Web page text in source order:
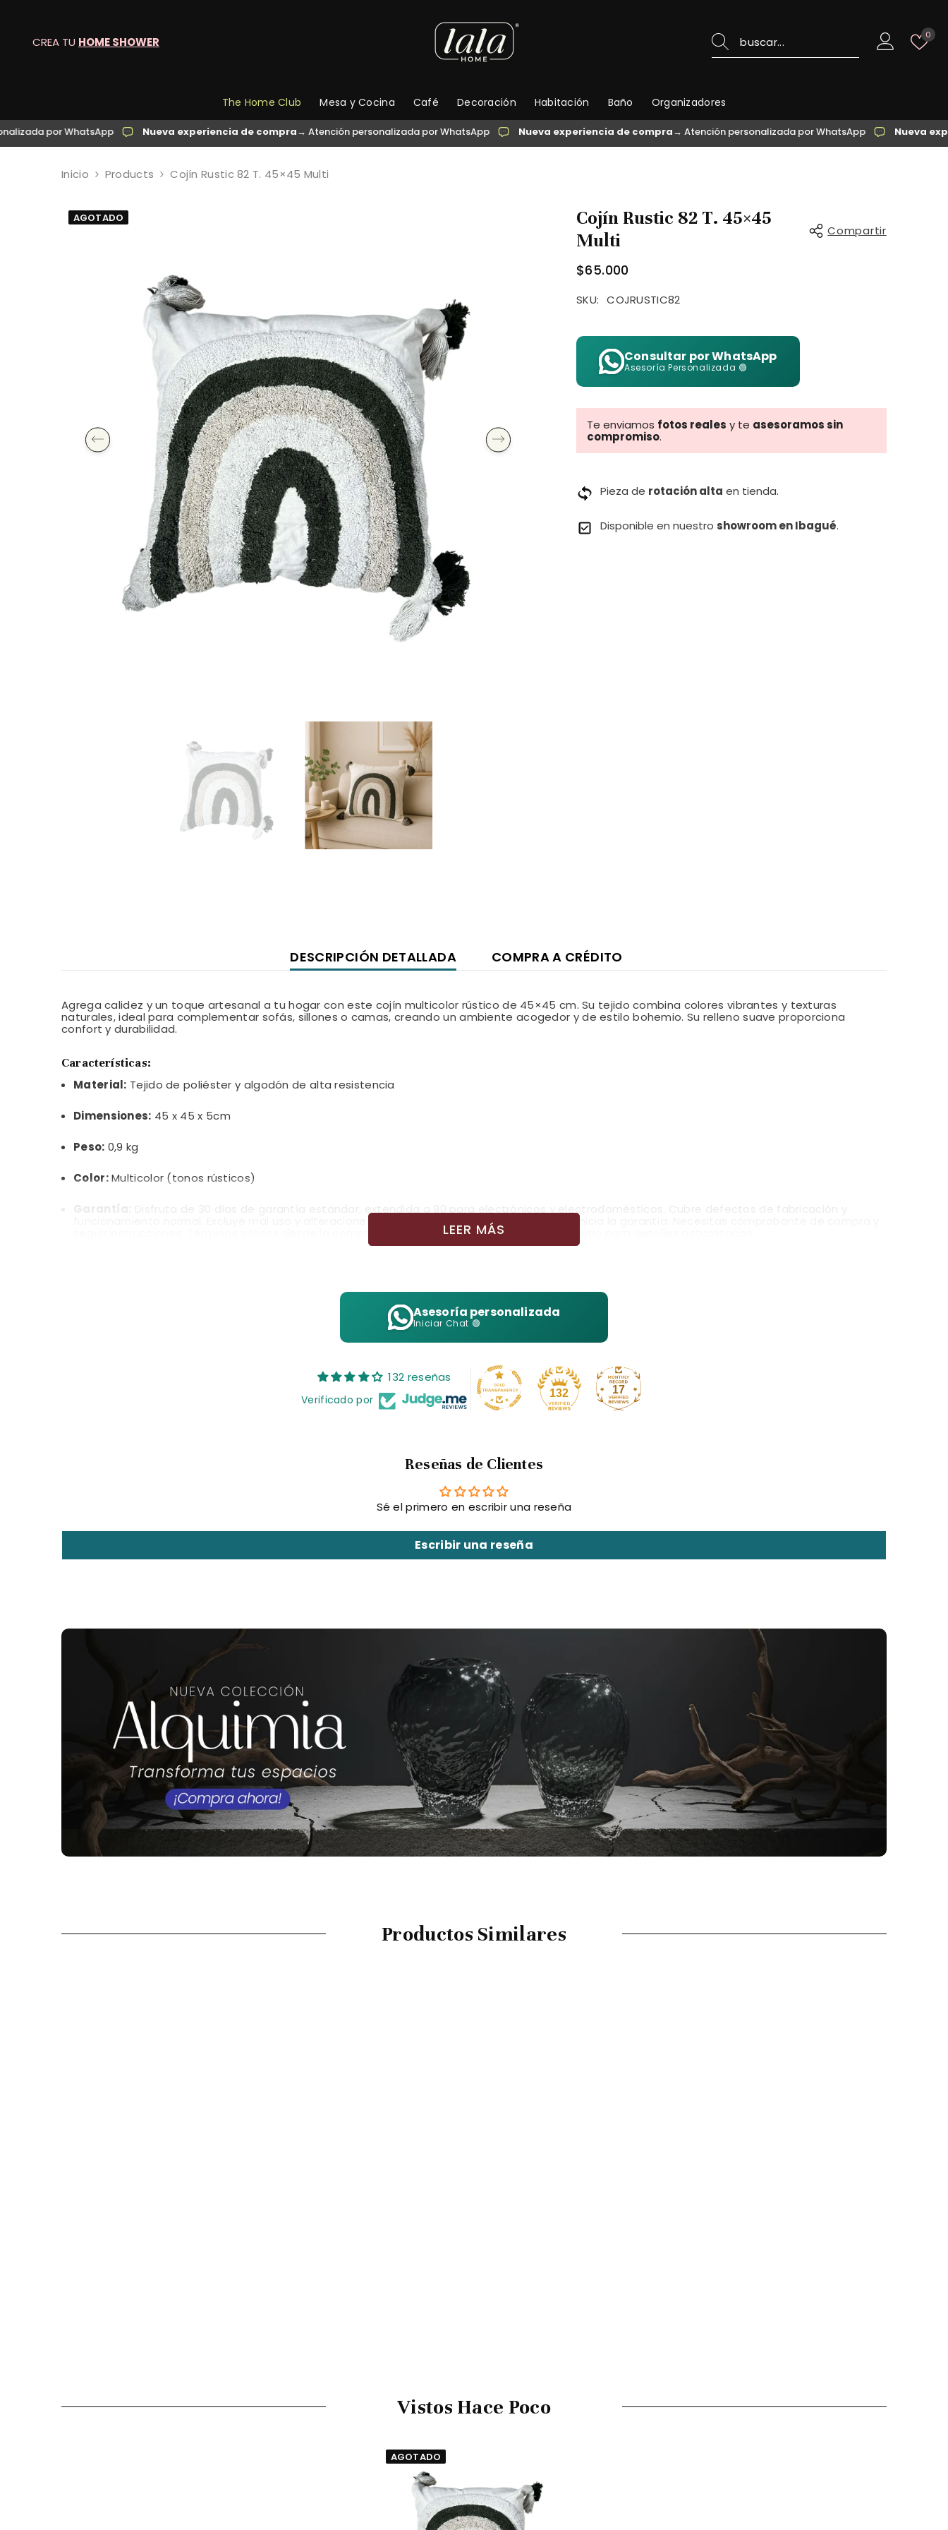
CREA TU HOME SHOWER 0
The Home Club Mesa y Cocina Café Decoración Habitación Baño Organizadores
WhatsApp Nueva experiencia de compra→ Atención personalizada por WhatsApp Nueva experiencia de compra→ Atención personalizada por WhatsApp Nueva
Inicio Products Cojín Rustic 82 T. 45×45 Multi
AGOTADO
Cojín Rustic 82 T. 45×45
Multi
Compartir
$65.000
SKU: COJRUSTIC82
Consultar por WhatsApp
Asesoría Personalizada 🟢
Te enviamos fotos reales y te asesoramos sin
compromiso.
Pieza de rotación alta en tienda.
Disponible en nuestro showroom en Ibagué.
DESCRIPCIÓN DETALLADA COMPRA A CRÉDITO
Agrega calidez y un toque artesanal a tu hogar con este cojín multicolor rústico de 45×45 cm. Su tejido combina colores vibrantes y texturas
naturales, ideal para complementar sofás, sillones o camas, creando un ambiente acogedor y de estilo bohemio. Su relleno suave proporciona
confort y durabilidad.
Características:
Material: Tejido de poliéster y algodón de alta resistencia
Dimensiones: 45 x 45 x 5cm
Peso: 0,9 kg
Color:Multicolor (tonos rústicos)
Garantía:
funcionamiento normal. Excluye mal uso y alteraciones de terceros. Cambiar un producto reinicia la garantía. Necesitas comprobante de compra y
seguir instrucciones. Términos válidos desde la compra, sujeto a cambios. Consulta nuestro sitio para detalles actualizados.
LEER MÁS
Asesoría personalizada
Iniciar Chat 🟢
132 reseñas
Verificado por 132 17
Reseñas de Clientes
Sé el primero en escribir una reseña
Escribir una reseña
Productos Similares
Vistos Hace Poco
AGOTADO